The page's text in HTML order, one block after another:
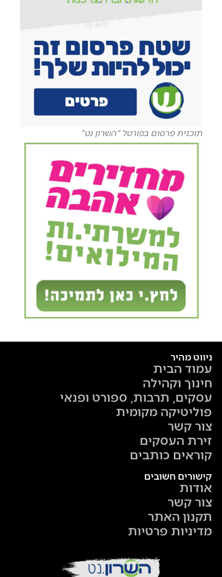
תוכנית פרסום בפורטל "השרון נט"
ניווט מהיר
עמוד הבית
חינוך וקהילה
עסקים, תרבות, ספורט ופנאי
פוליטיקה מקומית
צור קשר
זירת העסקים
קוראים כותבים
קישורים חשובים
אודות
צור קשר
תקנון האתר
מדיניות פרטיות